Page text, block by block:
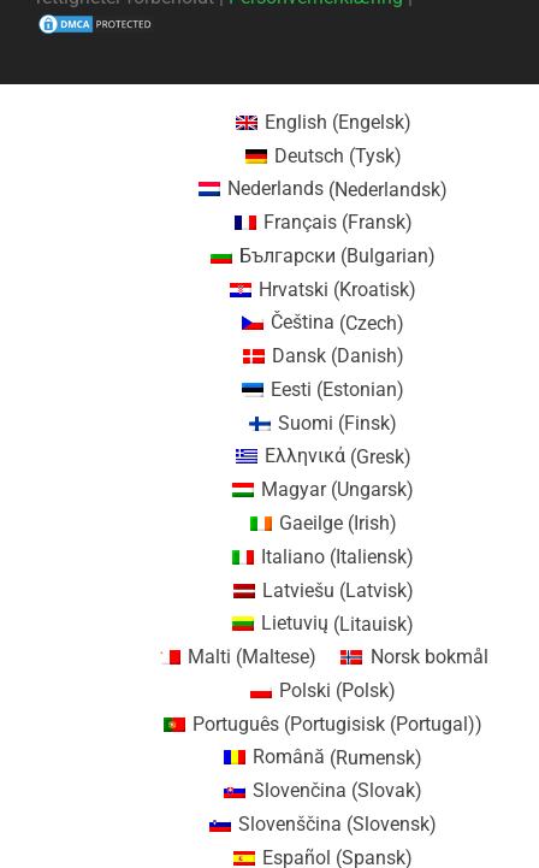
English (Engelsk)
Deutsch (Tysk)
Nederlands (Nederlandsk)
Français(Fransk)
Български (Bulgarian)
Hrvatski (Kroatisk)
Čeština (Czech)
Dansk(Danish)
Eesti (Estonian)
Suomi (Finsk)
Ελληνικά(Gresk)
Magyar(Ungarsk)
Gaeilge(Irish)
Italiano (Italiensk)
Latviešu (Latvisk)
Lietuvių (Litauisk)
Malti (Maltese)
Norsk bokmål
Polski (Polsk)
Português (Portugisisk (Portugal))
Română (Rumensk)
Slovenčina (Slovak)
Slovenščina (Slovensk)
Español (Spansk)